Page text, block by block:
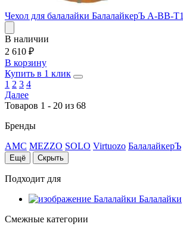
Чехол для балалайки БалалайкерЪ A-BB-T1
В наличии
2 610 ₽
В корзину
Купить в 1 клик
1 2 3 4
Далее
Товаров 1 - 20 из 68
Бренды
AMC MEZZO SOLO Virtuozo БалалайкерЪ
Ещё Скрыть
Подходит для
Балалайки
Смежные категории